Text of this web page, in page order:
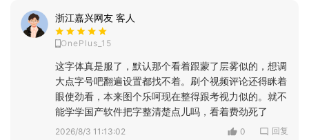
浙江嘉兴网友 客人
OnePlus_15
这字体真是服了，默认那个看着跟蒙了层雾似的，想调
大点字号吧翻遍设置都找不着。刷个视频评论还得眯着
眼使劲看，本来图个乐呵现在整得跟考视力似的。就不
能学学国产软件把字整清楚点儿吗，看着费劲死了
2026/8/3 11:13:02 0 回复